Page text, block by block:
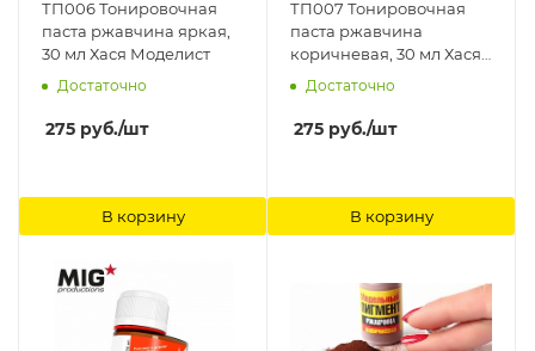
ТП006 Тонировочная
паста ржавчина яркая,
30 мл Хася Моделист
Достаточно
275 руб./шт
В корзину
ТП007 Тонировочная
паста ржавчина
коричневая, 30 мл Хася
Моделист
Достаточно
275 руб./шт
В корзину